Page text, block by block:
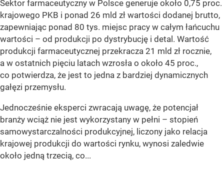
Sektor farmaceutyczny w Polsce generuje około 0,75 proc.
krajowego PKB i ponad 26 mld zł wartości dodanej brutto,
zapewniając ponad 80 tys. miejsc pracy w całym łańcuchu
wartości – od produkcji po dystrybucję i detal. Wartość
produkcji farmaceutycznej przekracza 21 mld zł rocznie,
a w ostatnich pięciu latach wzrosła o około 45 proc.,
co potwierdza, że jest to jedna z bardziej dynamicznych
gałęzi przemysłu.
Jednocześnie eksperci zwracają uwagę, że potencjał
branży wciąż nie jest wykorzystany w pełni – stopień
samowystarczalności produkcyjnej, liczony jako relacja
krajowej produkcji do wartości rynku, wynosi zaledwie
około jedną trzecią, co...